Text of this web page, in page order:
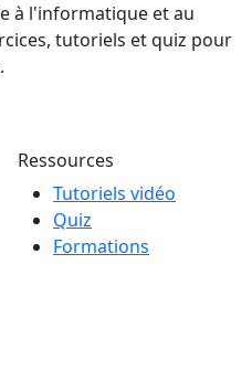
à l'informatique et au
tutoriels et quiz pour
Ressources
Tutoriels vidéo
Quiz
Formations